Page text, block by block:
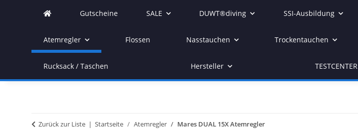
Gutscheine SALE DUWT®diving SSI-Ausbildung
Atemregler Flossen Nasstauchen Trockentauchen
Rucksack / Taschen Hersteller TESTCENTER
Zurück zur Liste Startseite Atemregler Mares DUAL 15X Atemregler